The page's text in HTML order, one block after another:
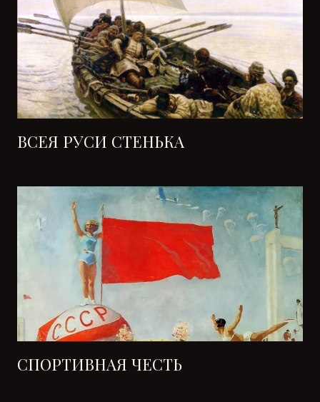
ВСЕЯ РУСИ СТЕНЬКА
СПОРТИВНАЯ ЧЕСТЬ